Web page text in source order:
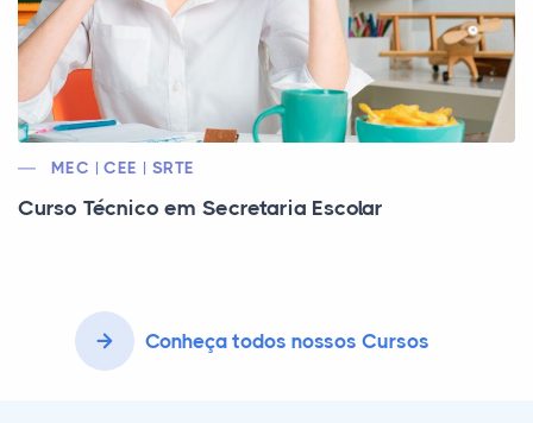
MEC | CEE | SRTE
Curso Técnico em Secretaria Escolar
Conheça todos nossos Cursos